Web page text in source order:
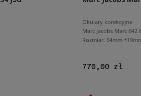
Okulary korekcyjne
Marc Jacobs Marc 642
Rozmiar: 54mm
770,00 zł